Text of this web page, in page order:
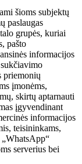
šioms subjektų
paslaugas
grupės, kuriai
pašto
informacijos
priemonių
įmonėms,
skirtų aptarnauti
įgyvendinant
informacijos
teisininkams,
serverius bei